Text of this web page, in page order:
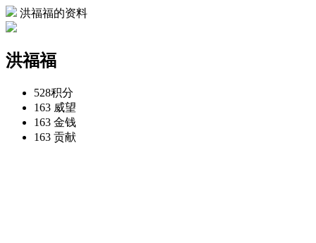
洪福福的资料
洪福福
528积分
163 威望
163 金钱
163 贡献